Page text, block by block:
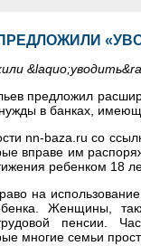
предложил
в банках,
nn-baza.ru со
вправе им
ребенком 18
на
Женщины,
пенсии.
многие семьи